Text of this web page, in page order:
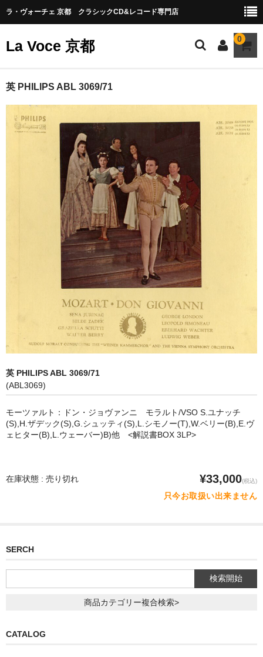
ラ・ヴォーチェ 京都 クラシックCD&レコード専門店
La Voce 京都 0
CATALOG LP
New arrival
交響曲・管弦楽曲
PICK UP
ORDER
CONTACT
英 PHILIPS ABL 3069/71
英 PHILIPS ABL 3069/71
(ABL3069)
モーツァルト：ドン・ジョヴァンニ モラルト/VSO S.ユナッチ
(S),H.ザデック(S),G.シュッティ(S),L.シモノー(T),W.ベリー(B),E.ヴ
ェヒター(B),L.ウェーバー)B)他 <解説書BOX 3LP>
在庫状態 : 売り切れ ¥33,000(税込)
只今お取扱い出来ません
SERCH
商品カテゴリー複合検索>
CATALOG